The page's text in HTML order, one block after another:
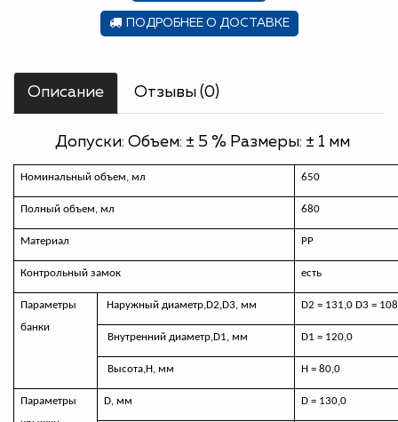
ПОДРОБНЕЕ О ДОСТАВКЕ
Описание Отзывы (0)
Допуски: Объем: ± 5 % Размеры: ± 1 мм
Номинальный объем, мл 650
Полный объем, мл 680
Материал РР
Контрольный замок есть
Параметры
банки
Наружный диаметр,D2,D3, мм D2 = 131,0 D3 =
Внутренний диаметр,D1, мм D1 = 120,0
Высота,H, мм H = 80,0
Параметры
D, мм D = 130,0